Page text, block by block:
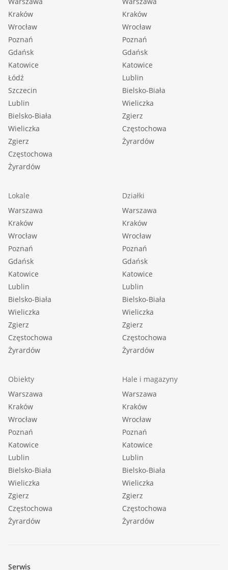
Kraków
Wrocław
Poznań
Gdańsk
Katowice
Łódź
Szczecin
Lublin
Bielsko-Biała
Wieliczka
Zgierz
Częstochowa
Żyrardów
Kraków
Wrocław
Poznań
Gdańsk
Katowice
Lublin
Bielsko-Biała
Wieliczka
Zgierz
Częstochowa
Żyrardów
Lokale
Warszawa
Kraków
Wrocław
Poznań
Gdańsk
Katowice
Lublin
Bielsko-Biała
Wieliczka
Zgierz
Częstochowa
Żyrardów
Działki
Warszawa
Kraków
Wrocław
Poznań
Gdańsk
Katowice
Lublin
Bielsko-Biała
Wieliczka
Zgierz
Częstochowa
Żyrardów
Obiekty
Warszawa
Kraków
Wrocław
Poznań
Katowice
Lublin
Bielsko-Biała
Wieliczka
Zgierz
Częstochowa
Żyrardów
Hale i magazyny
Warszawa
Kraków
Wrocław
Poznań
Katowice
Lublin
Bielsko-Biała
Wieliczka
Zgierz
Częstochowa
Żyrardów
Serwis